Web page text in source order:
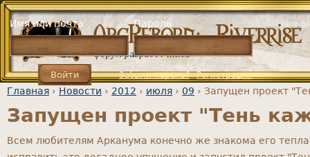
Jump to navigation
Вы здесь
Главная › Новости › 2012 › июля › 09 › Запущен проект
Запущен проект "Тень
Всем любителям Арканума конечно же знакома его
Имя или почта Пароль
Регистрация
Забыли пароль?